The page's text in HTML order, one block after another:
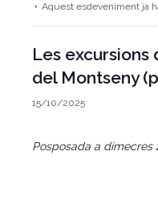
Aquest esdeveniment ja
Les excursions
del Montseny
15/10/2025
Posposada a dimecres